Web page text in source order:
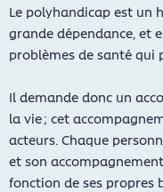
Le polyhandicap est un
grande dépendance, et
problèmes de santé qui
Il demande donc un
la vie ; cet
acteurs. Chaque
et son
fonction de ses propres